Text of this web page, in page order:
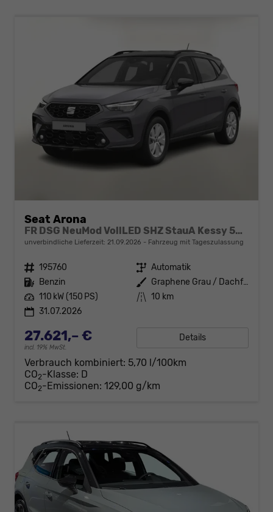
Seat Arona
FR DSG NeuMod VollLED SHZ StauA Kessy 5JGa
unverbindliche Lieferzeit: 21.09.2026 Fahrzeug mit Tageszulassung
Fahrzeugnr. 195760 Getriebe Automatik
Kraftstoff Benzin Außenfarbe
Graphene Grau / Dachfarbe schwar
Leistung 110 kW (150 PS) Kilometerstand 10 km
31.07.2026
27.621,– €
incl. 19% MwSt.
Details
Verbrauch kombiniert: 5,70 l/100km
CO2-Klasse: D
CO2-Emissionen: 129,00 g/km